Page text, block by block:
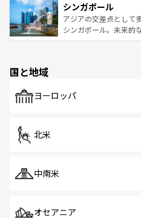
参照してほしい。
激する。気候は一年中
が待っている。親しみ
た文化、そして多様な
み、どこを訪れても感
ており、効率よく見ど
うな絶景から文化的な
シンガポール
アジアの交差点として
シンガポール。未来的
で、ホーカーズは地元
国と地域
ヨーロッパ
北米
中南米
オセアニア